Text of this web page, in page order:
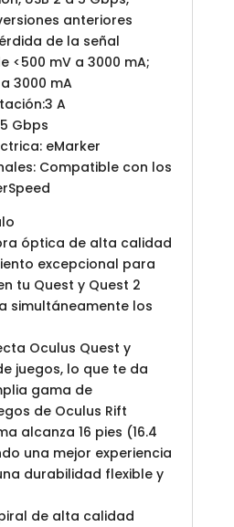
anteriores
de la señal
<500 mV a 3000 mA;
3000 mA
A
Gbps
eMarker
Compatible con los
óptica de alta calidad
excepcional para
tu Quest y Quest 2
simultáneamente los
Oculus Quest y
juegos, lo que te da
gama de
de Oculus Rift
alcanza 16 pies (16.4
una mejor experiencia
durabilidad flexible y
de alta calidad